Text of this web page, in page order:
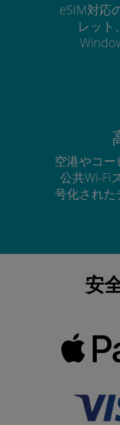
eSIM対応
レット
空港やコ
公共Wi-Fi
号化された
安